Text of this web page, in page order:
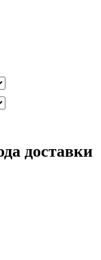
доставки